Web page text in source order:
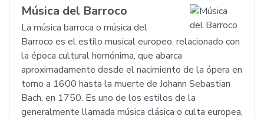
Música del Barroco
La música barroca o música del
Barroco es el estilo musical europeo, relacionado con
la época cultural homónima, que abarca
aproximadamente desde el nacimiento de la ópera en
torno a 1600 hasta la muerte de Johann Sebastian
Bach, en 1750. Es uno de los estilos de la
generalmente llamada música clásica o culta europea,